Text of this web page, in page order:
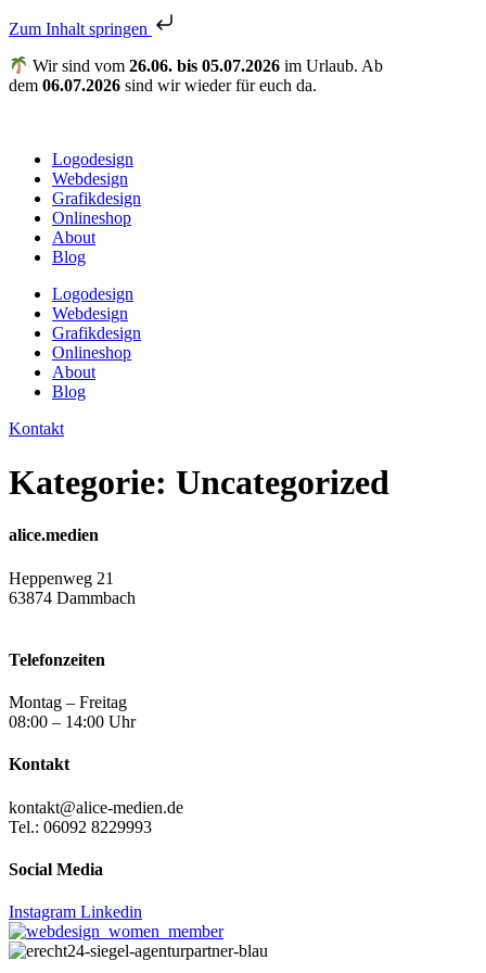
Zum Inhalt springen
Inhalt
wechseln
Wir sind vom 26.06. bis 05.07.2026 im Urlaub. Ab
dem 06.07.2026 sind wir wieder für euch da.
Logodesign
Webdesign
Grafikdesign
Onlineshop
About
Blog
Logodesign
Webdesign
Grafikdesign
Onlineshop
About
Blog
Kontakt
Kategorie: Uncategorized
alice.medien
Heppenweg 21
63874 Dammbach
Telefonzeiten
Montag – Freitag
08:00 – 14:00 Uhr
Kontakt
kontakt@alice-medien.de
Tel.: 06092 8229993
Social Media
Instagram Linkedin